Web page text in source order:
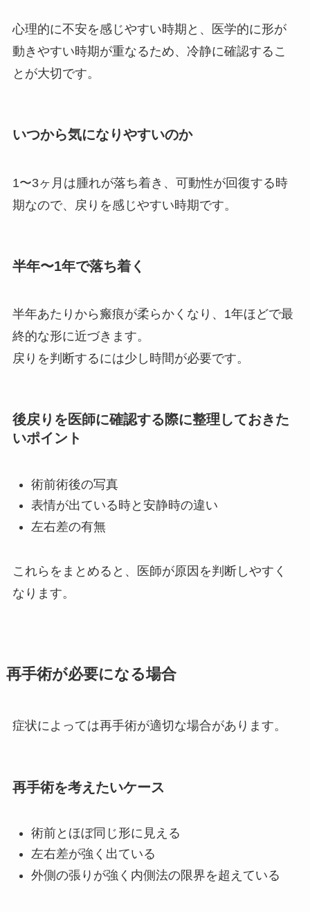
心理的に不安を感じやすい時期と、医学的に形が
動きやすい時期が重なるため、冷静に確認するこ
とが大切です。
いつから気になりやすいのか
1〜3ヶ月は腫れが落ち着き、可動性が回復する時
期なので、戻りを感じやすい時期です。
半年〜1年で落ち着く
半年あたりから瘢痕が柔らかくなり、1年ほどで最
終的な形に近づきます。
戻りを判断するには少し時間が必要です。
後戻りを医師に確認する際に整理しておきた
いポイント
術前術後の写真
表情が出ている時と安静時の違い
左右差の有無
これらをまとめると、医師が原因を判断しやすく
なります。
再手術が必要になる場合
症状によっては再手術が適切な場合があります。
再手術を考えたいケース
術前とほぼ同じ形に見える
左右差が強く出ている
外側の張りが強く内側法の限界を超えている